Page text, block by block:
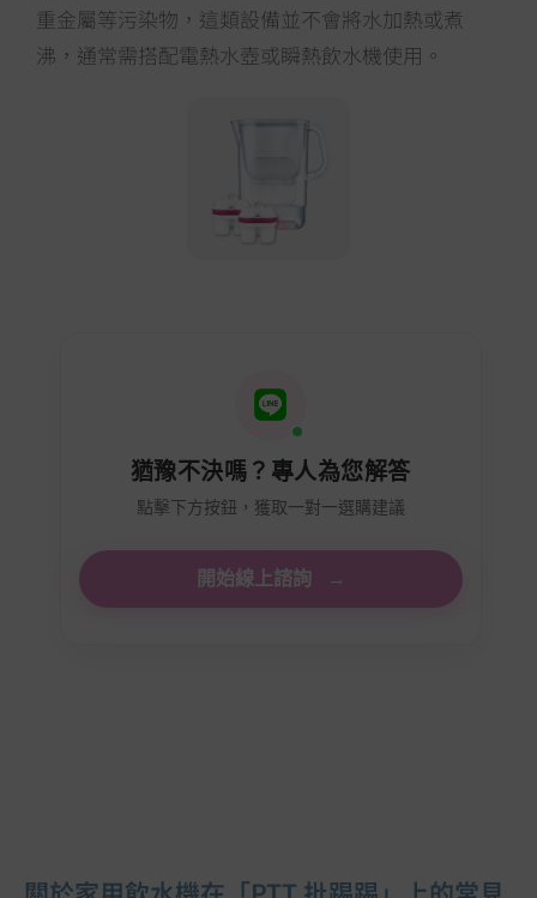
重金屬等污染物，這類設備並不會將水加熱或煮
沸，通常需搭配電熱水壺或瞬熱飲水機使用。
猶豫不決嗎？專人為您解答
點擊下方按鈕，獲取一對一選購建議
開始線上諮詢 →